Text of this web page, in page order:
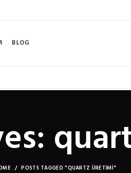
BLOG
POSTS TAGGED "QUARTZ ÜRETIMI"